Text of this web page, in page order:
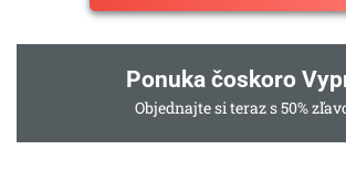
Ponuka čoskoro
Objednajte si teraz s 50%